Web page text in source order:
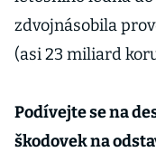
zdvojnásobila
(asi 23 miliard
Podívejte se na
škodovek na